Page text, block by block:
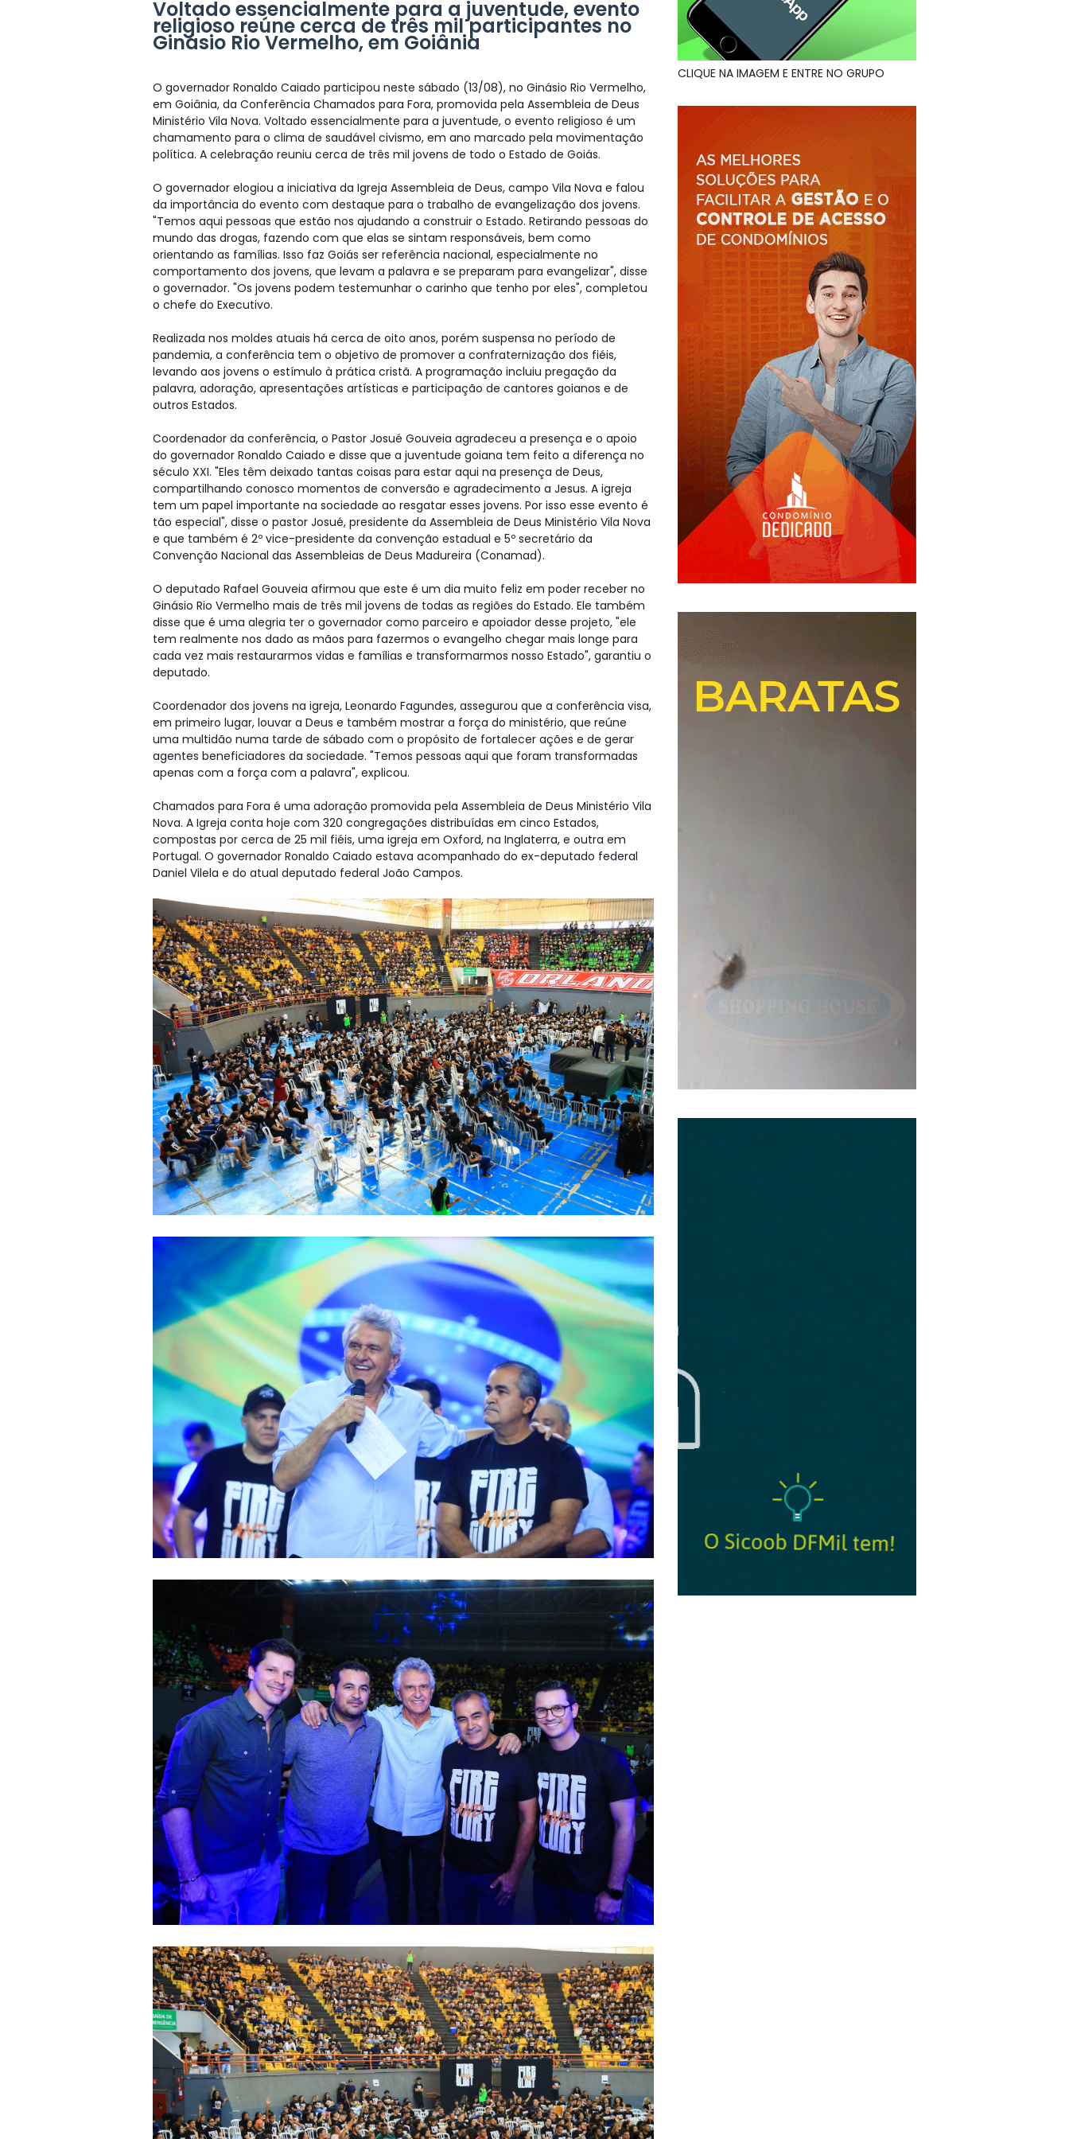
Voltado essencialmente para a juventude, evento
religioso reúne cerca de três mil participantes no
Ginásio Rio Vermelho, em Goiânia
O governador Ronaldo Caiado participou neste sábado (13/08), no Ginásio Rio Vermelho,
em Goiânia, da Conferência Chamados para Fora, promovida pela Assembleia de Deus
Ministério Vila Nova. Voltado essencialmente para a juventude, o evento religioso é um
chamamento para o clima de saudável civismo, em ano marcado pela movimentação
política. A celebração reuniu cerca de três mil jovens de todo o Estado de Goiás.
O governador elogiou a iniciativa da Igreja Assembleia de Deus, campo Vila Nova e falou
da importância do evento com destaque para o trabalho de evangelização dos jovens.
"Temos aqui pessoas que estão nos ajudando a construir o Estado. Retirando pessoas do
mundo das drogas, fazendo com que elas se sintam responsáveis, bem como
orientando as famílias. Isso faz Goiás ser referência nacional, especialmente no
comportamento dos jovens, que levam a palavra e se preparam para evangelizar", disse
o governador. "Os jovens podem testemunhar o carinho que tenho por eles", completou
o chefe do Executivo.
Realizada nos moldes atuais há cerca de oito anos, porém suspensa no período de
pandemia, a conferência tem o objetivo de promover a confraternização dos fiéis,
levando aos jovens o estímulo à prática cristã. A programação incluiu pregação da
palavra, adoração, apresentações artísticas e participação de cantores goianos e de
outros Estados.
Coordenador da conferência, o Pastor Josué Gouveia agradeceu a presença e o apoio
do governador Ronaldo Caiado e disse que a juventude goiana tem feito a diferença no
século XXI. "Eles têm deixado tantas coisas para estar aqui na presença de Deus,
compartilhando conosco momentos de conversão e agradecimento a Jesus. A igreja
tem um papel importante na sociedade ao resgatar esses jovens. Por isso esse evento é
tão especial", disse o pastor Josué, presidente da Assembleia de Deus Ministério Vila Nova
e que também é 2º vice-presidente da convenção estadual e 5º secretário da
Convenção Nacional das Assembleias de Deus Madureira (Conamad).
O deputado Rafael Gouveia afirmou que este é um dia muito feliz em poder receber no
Ginásio Rio Vermelho mais de três mil jovens de todas as regiões do Estado. Ele também
disse que é uma alegria ter o governador como parceiro e apoiador desse projeto, "ele
tem realmente nos dado as mãos para fazermos o evangelho chegar mais longe para
cada vez mais restaurarmos vidas e famílias e transformarmos nosso Estado", garantiu o
deputado.
Coordenador dos jovens na igreja, Leonardo Fagundes, assegurou que a conferência visa,
em primeiro lugar, louvar a Deus e também mostrar a força do ministério, que reúne
uma multidão numa tarde de sábado com o propósito de fortalecer ações e de gerar
agentes beneficiadores da sociedade. "Temos pessoas aqui que foram transformadas
apenas com a força com a palavra", explicou.
Chamados para Fora é uma adoração promovida pela Assembleia de Deus Ministério Vila
Nova. A Igreja conta hoje com 320 congregações distribuídas em cinco Estados,
compostas por cerca de 25 mil fiéis, uma igreja em Oxford, na Inglaterra, e outra em
Portugal. O governador Ronaldo Caiado estava acompanhado do ex-deputado federal
Daniel Vilela e do atual deputado federal João Campos.
CLIQUE NA IMAGEM E ENTRE NO GRUPO